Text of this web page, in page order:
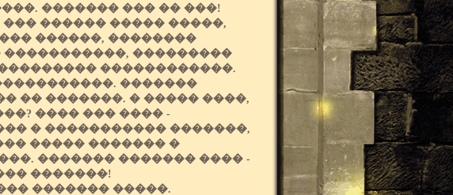
������� ��� �� ���!
������ ����� �����,
������, ��������
���������
������������.
�������
�� �������. � ����� ����,
���� ��� ���� -
� ����������� �������,
����� ������� �
������� ������� ���� -
�������!
������� �����.